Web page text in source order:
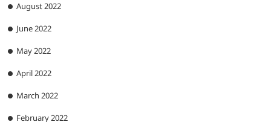
August 2022
June 2022
May 2022
April 2022
March 2022
February 2022